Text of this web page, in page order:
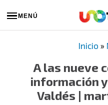
MENÚ
Inicio »
A las nueve
información
Valdés |